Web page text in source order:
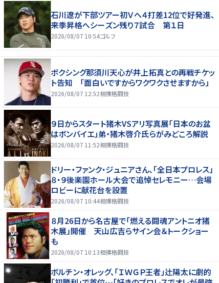
石川遼が下部ツアー初Ｖへ４打差12位で好発進、
来季昇格へシーズン残り７試合 第１日
2026/08/07 10:54ゴルフ
ボクシング那須川天心が井上拓真との再戦チケッ
ト告知 「面白いですからワクワクさせますから」
2026/08/07 12:52相撲格闘技
９日からスタート猪木VSアリ写真展「日本のお盆
はボンバイエ」弟・猪木啓介氏らがみどころ解説
2026/08/07 11:52相撲格闘技
ドリー・ファンク・ジュニアさん、「全日本プロレス」
８・９後楽園ホール大会で追悼セレモニー…会場
ロビーに献花台を設置
2026/08/07 10:44相撲格闘技
８月26日から名古屋で「燃える闘魂アントニオ猪
木展」開催 天山広吉らサイン会＆トークショー
も
2026/08/07 10:13相撲格闘技
ボルチン・オレッグ、「ＩＷＧＰ王者」辻陽太に劇的